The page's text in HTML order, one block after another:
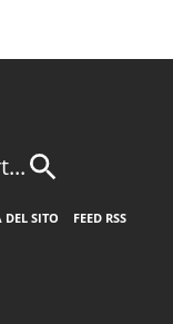
DEL SITO
FEED RSS